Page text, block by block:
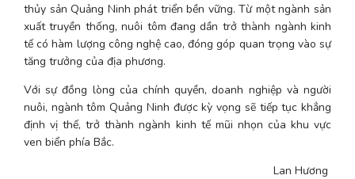
thủy sản Quảng Ninh phát triển bền vững. Từ một ngành sản
xuất truyền thống, nuôi tôm đang dần trở thành ngành kinh
tế có hàm lượng công nghệ cao, đóng góp quan trọng vào sự
tăng trưởng của địa phương.
Với sự đồng lòng của chính quyền, doanh nghiệp và người
nuôi, ngành tôm Quảng Ninh được kỳ vọng sẽ tiếp tục khẳng
định vị thế, trở thành ngành kinh tế mũi nhọn của khu vực
ven biển phía Bắc.
Lan Hương